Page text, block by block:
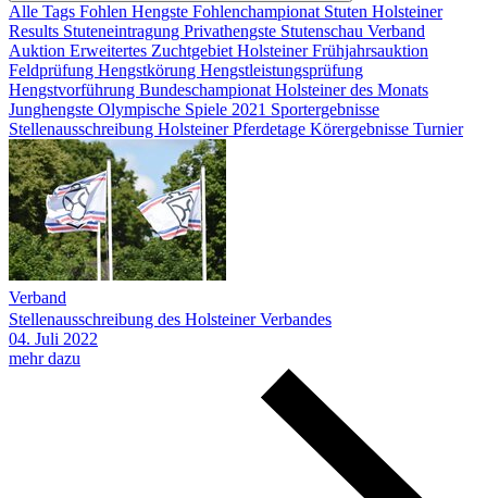
Alle Tags Fohlen Hengste Fohlenchampionat Stuten Holsteiner
Results Stuteneintragung Privathengste Stutenschau Verband
Auktion Erweitertes Zuchtgebiet Holsteiner Frühjahrsauktion
Feldprüfung Hengstkörung Hengstleistungsprüfung
Hengstvorführung Bundeschampionat Holsteiner des Monats
Junghengste Olympische Spiele 2021 Sportergebnisse
Stellenausschreibung Holsteiner Pferdetage Körergebnisse Turnier
Verband
Stellenausschreibung des Holsteiner Verbandes
04. Juli 2022
mehr dazu